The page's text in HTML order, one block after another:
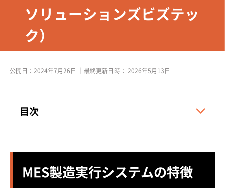
ソリューションズビズテッ
ク）
公開日：2024年7月26日 ｜最終更新日時：2026年5月13日
目次
MES製造実行システムの特徴